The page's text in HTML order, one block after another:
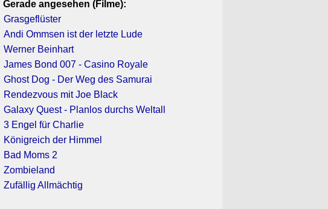
Gerade angesehen (Filme):
Grasgeflüster
Andi Ommsen ist der letzte Lude
Werner Beinhart
James Bond 007 - Casino Royale
Ghost Dog - Der Weg des Samurai
Rendezvous mit Joe Black
Galaxy Quest - Planlos durchs Weltall
3 Engel für Charlie
Königreich der Himmel
Bad Moms 2
Zombieland
Zufällig Allmächtig